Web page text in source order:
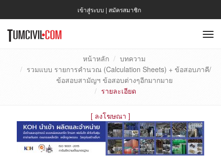
เข้าสู่ระบบ | สมัครสมาชิก
หน้าหลัก
บทความ
รวมแบบ รายการคำนวณ (Calculation Sheets) + ข้อสอบภาคี/
ข้อสอบสามัญฯ ข้อสอบต่างๆอีกมากมาย
รายละเอียด
[ ลงโฆษณา ]